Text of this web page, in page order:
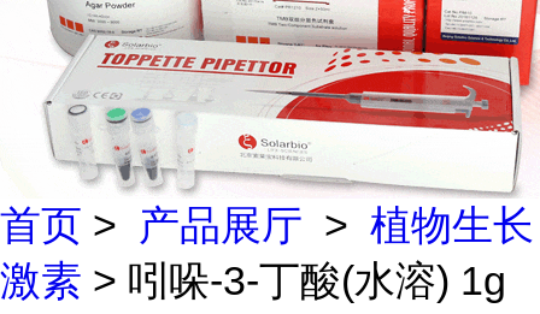
首页 > 产品展厅 > 植物生长
激素 > 吲哚-3-丁酸(水溶) 1g